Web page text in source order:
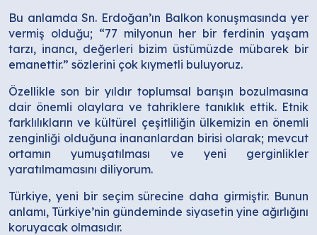
Bu anlamda Sn. Erdoğan’ın Balkon konuşmasında yer
vermiş olduğu; “77 milyonun her bir ferdinin yaşam
tarzı, inancı, değerleri bizim üstümüzde mübarek bir
emanettir.” sözlerini çok kıymetli buluyoruz.
Özellikle son bir yıldır toplumsal barışın bozulmasına
dair önemli olaylara ve tahriklere tanıklık ettik. Etnik
farklılıkların ve kültürel çeşitliliğin ülkemizin en önemli
zenginliği olduğuna inananlardan birisi olarak; mevcut
ortamın yumuşatılması ve yeni gerginlikler
yaratılmamasını diliyorum.
Türkiye, yeni bir seçim sürecine daha girmiştir. Bunun
anlamı, Türkiye’nin gündeminde siyasetin yine ağırlığını
koruyacak olmasıdır.